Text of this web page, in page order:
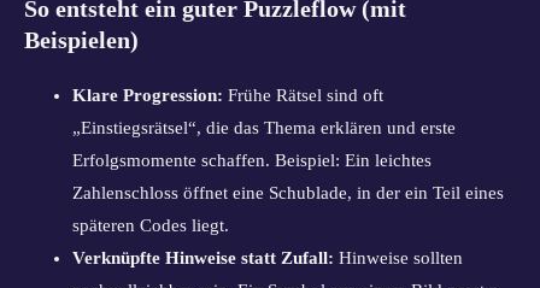
So entsteht ein guter Puzzleflow (mit
Beispielen)
Klare Progression: Frühe Rätsel sind oft
„Einstiegsrätsel“, die das Thema erklären und erste
Erfolgsmomente schaffen. Beispiel: Ein leichtes
Zahlenschloss öffnet eine Schublade, in der ein Teil eines
späteren Codes liegt.
Verknüpfte Hinweise statt Zufall: Hinweise sollten